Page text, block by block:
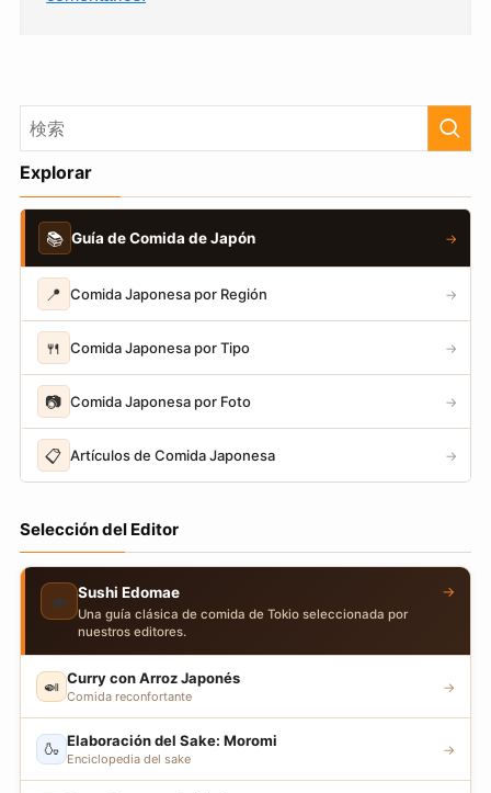
Explorar
📚 Guía de Comida de Japón →
📍 Comida Japonesa por Región →
🍴 Comida Japonesa por Tipo →
📷 Comida Japonesa por Foto →
📋 Artículos de Comida Japonesa →
Selección del Editor
🍣 Sushi Edomae
Una guía clásica de comida de Tokio seleccionada por
nuestros editores.
→
🍛 Curry con Arroz Japonés
Comida reconfortante
→
🍶 Elaboración del Sake: Moromi
Enciclopedia del sake
→